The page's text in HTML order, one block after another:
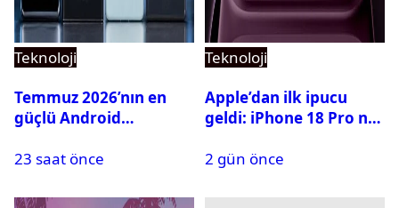
Teknoloji
Temmuz 2026’nın en
güçlü Android
23 saat önce
Teknoloji
Apple’dan ilk ipucu
geldi: iPhone 18 Pro ne
2 gün önce